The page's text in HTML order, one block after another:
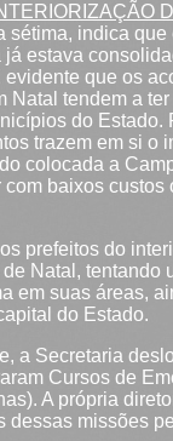
sétima, indica que
já estava
evidente que os
Natal tendem a
do Estado.
trazem em si o
colocada a
com baixos custos
prefeitos do
Natal, tentando
em suas áreas,
do Estado.
a Secretaria
Cursos de
A própria
dessas missões